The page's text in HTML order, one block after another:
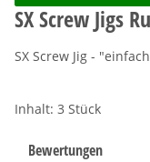
SX Screw Jigs
SX Screw Jig -
Inhalt: 3 Stück
Bewertungen